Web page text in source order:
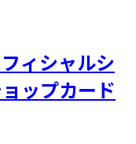
ィシャルシ
ップカード